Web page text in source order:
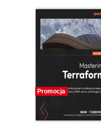
Promocja